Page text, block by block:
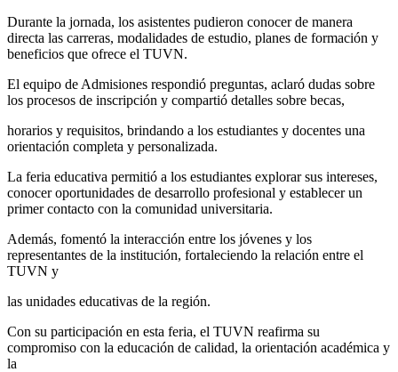
Durante la jornada, los asistentes pudieron conocer de manera
directa las carreras, modalidades de estudio, planes de formación y
beneficios que ofrece el TUVN.
El equipo de Admisiones respondió preguntas, aclaró dudas sobre
los procesos de inscripción y compartió detalles sobre becas,
horarios y requisitos, brindando a los estudiantes y docentes una
orientación completa y personalizada.
La feria educativa permitió a los estudiantes explorar sus intereses,
conocer oportunidades de desarrollo profesional y establecer un
primer contacto con la comunidad universitaria.
Además, fomentó la interacción entre los jóvenes y los
representantes de la institución, fortaleciendo la relación entre el
TUVN y
las unidades educativas de la región.
Con su participación en esta feria, el TUVN reafirma su
compromiso con la educación de calidad, la orientación académica y
la